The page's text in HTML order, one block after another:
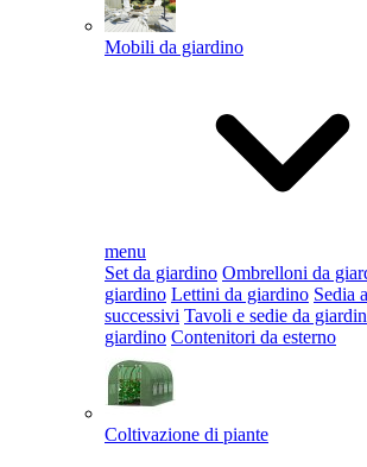
Mobili da giardino
menu
Set da giardino Ombrelloni da
giardino Lettini da giardino Sedia
successivi Tavoli e sedie da
giardino Contenitori da esterno
Coltivazione di piante